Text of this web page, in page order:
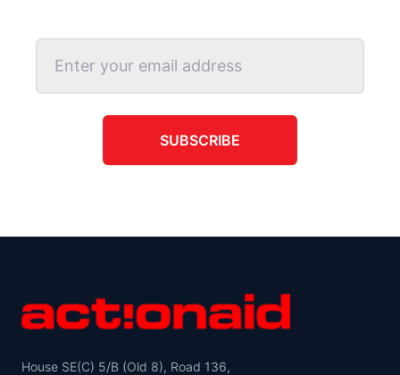
SUBSCRIBE
House SE(C) 5/B (Old 8), Road 136,